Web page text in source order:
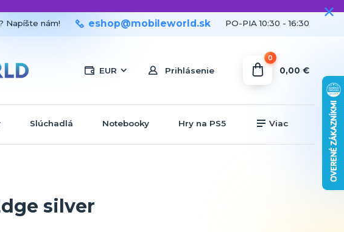
EUR Prihlásenie
Napíšte nám! eshop@mobileworld.sk PO-PIA 10:30 - 16:30
0
0,00 €
Slúchadlá Notebooky Hry na PS5 Viac
silver